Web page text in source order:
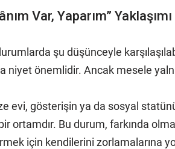
Var, Yaparım” Yaklaşımı
şu düşünceyle
niyet önemlidir. Ancak mesele
evi, gösterişin ya da sosyal
ortamdır. Bu durum, farkında
için kendilerini zorlamalarına